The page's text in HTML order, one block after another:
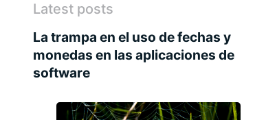
Latest posts
La trampa en el uso de fechas y
monedas en las aplicaciones de
software